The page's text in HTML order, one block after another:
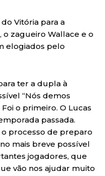
Vitória para a
zagueiro Wallace e o
elogiados pelo
ter a dupla à
“Nós demos
o primeiro. O Lucas
passada.
processo de preparo
mais breve possível
jogadores, que
vão nos ajudar muito